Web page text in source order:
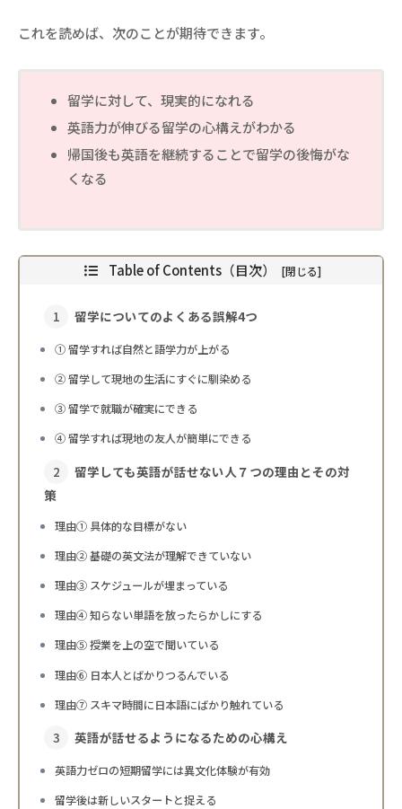
これを読めば、次のことが期待できます。
留学に対して、現実的になれる
英語力が伸びる留学の心構えがわかる
帰国後も英語を継続することで留学の後悔がな
くなる
Table of Contents（目次）
留学についてのよくある誤解4つ
① 留学すれば自然と語学力が上がる
② 留学して現地の生活にすぐに馴染める
③ 留学で就職が確実にできる
④ 留学すれば現地の友人が簡単にできる
留学しても英語が話せない人７つの理由とその対
策
理由① 具体的な目標がない
理由② 基礎の英文法が理解できていない
理由③ スケジュールが埋まっている
理由④ 知らない単語を放ったらかしにする
理由⑤ 授業を上の空で聞いている
理由⑥ 日本人とばかりつるんでいる
理由⑦ スキマ時間に日本語にばかり触れている
英語が話せるようになるための心構え
英語力ゼロの短期留学には異文化体験が有効
留学後は新しいスタートと捉える